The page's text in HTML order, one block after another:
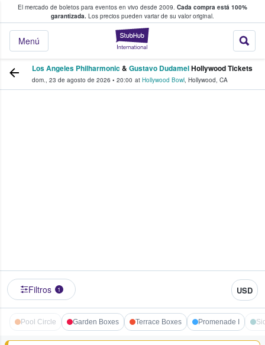
El mercado de boletos para eventos en vivo desde 2009. Cada compra está 100%
garantizada. Los precios pueden variar de su valor original.
StubHub: donde
Menú
fans compran y venden boletos
Los Angeles Philharmonic& Gustavo DudamelHollywood Tickets
dom., 23 de agosto de 2026 • 20:00 at Hollywood Bowl, Hollywood, CA
Filtros 1 USD
Pool Circle Garden Boxes Terrace Boxes Promenade I